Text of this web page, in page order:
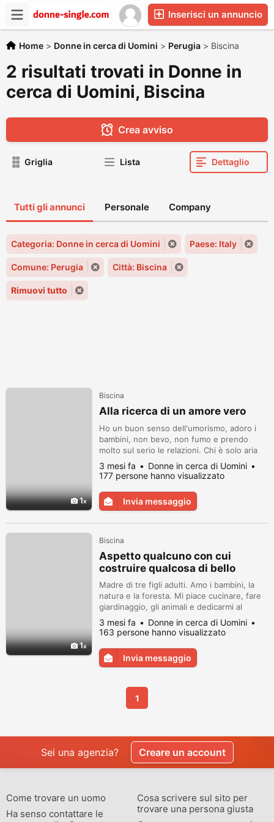
Inserisci un annuncio
Home > Donne in cerca di Uomini > Perugia > Biscina
2 risultati trovati in Donne in
cerca di Uomini, Biscina
Crea avviso
Griglia Lista Dettaglio
Tutti gli annunci Personale Company
Categoria: Donne in cerca di Uomini Paese: Italy
Comune: Perugia Città: Biscina
Rimuovi tutto
1
Biscina
Alla ricerca di un amore vero
Ho un buon senso dell'umorismo, adoro i
bambini, non bevo, non fumo e prendo
molto sul serio le relazioni. Chi è solo aria
vuota non dovrebbe nemmeno scrivermi...
3 mesi fa
Donne in cerca di Uomini
177 persone hanno visualizzato
Invia messaggio
1
Biscina
Aspetto qualcuno con cui
costruire qualcosa di bello
Madre di tre figli adulti. Amo i bambini, la
natura e la foresta. Mi piace cucinare, fare
giardinaggio, gli animali e dedicarmi al
bricolage.
3 mesi fa
Donne in cerca di Uomini
163 persone hanno visualizzato
Invia messaggio
1
Sei una agenzia? Creare un account
Come trovare un uomo
Ha senso contattare le
Cosa scrivere sul sito per
trovare una persona giusta